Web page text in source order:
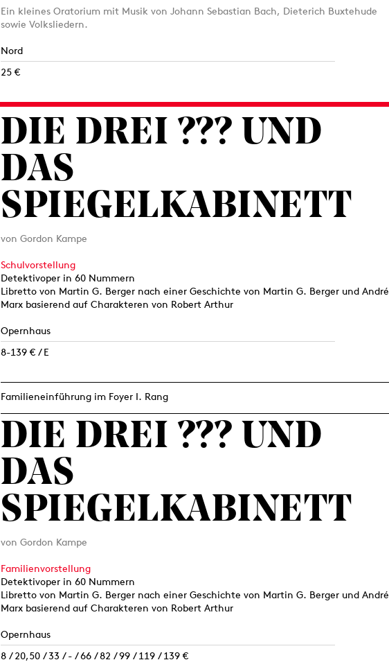
Ein kleines Oratorium mit Musik von Johann Sebastian Bach, Dieterich Buxtehude
sowie Volksliedern.
Nord
25 €
DIE DREI ??? UND
DAS
SPIEGELKABINETT
von Gordon Kampe
Schulvorstellung
Detektivoper in 60 Nummern
Libretto von Martin G. Berger nach einer Geschichte von Martin G. Berger und André
Marx basierend auf Charakteren von Robert Arthur
Opernhaus
8-139 € / E
Familieneinführung im Foyer I. Rang
DIE DREI ??? UND
DAS
SPIEGELKABINETT
von Gordon Kampe
Familienvorstellung
Detektivoper in 60 Nummern
Libretto von Martin G. Berger nach einer Geschichte von Martin G. Berger und André
Marx basierend auf Charakteren von Robert Arthur
Opernhaus
8 / 20,50 / 33 / - / 66 / 82 / 99 / 119 / 139 €